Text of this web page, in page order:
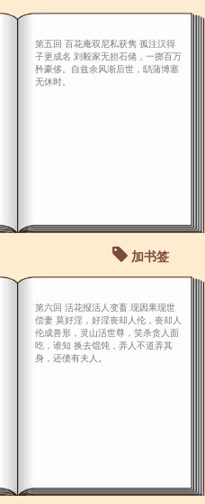
第五回 百花庵双尼私获隽 孤注汉得
子更成名 刘毅家无担石储，一掷百万
矜豪侈。自兹余风渐后世，鸱蒲博塞
无休时。
加书签
第六回 活花报活人变畜 现因果现世
偿妻 莫好淫，好淫丧却人伦，丧却人
伦成兽形，灵山活世尊，笑杀贪人面
吃，谁知 换去馄饨，弄人不道弄其
身，还债有夫人。